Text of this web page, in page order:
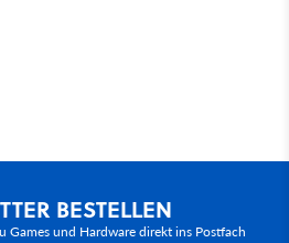
BESTELLEN
Games und Hardware direkt ins Postfach